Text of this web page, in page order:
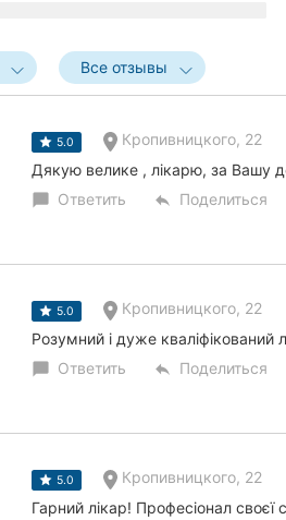
Все отзывы
5.0
Кропивницкого, 22
Дякую велике , лікарю, за Вашу
chat_bubble Ответить reply Поделиться
5.0
Кропивницкого, 22
Розумний і дуже
chat_bubble Ответить reply Поделиться
5.0
Кропивницкого, 22
Гарний лікар! Професіонал своєї